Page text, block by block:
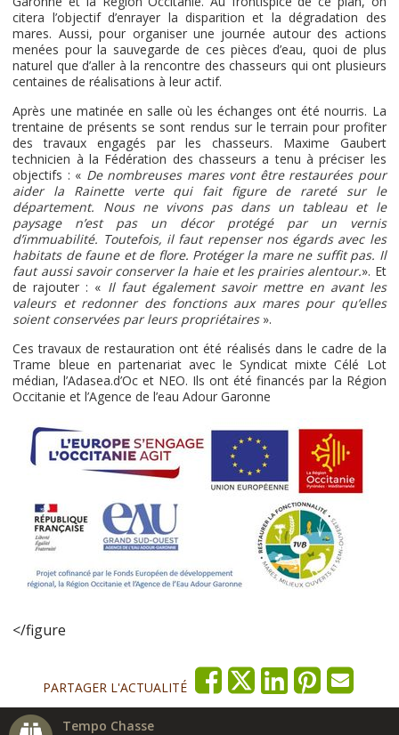
citera l’objectif d’enrayer la disparition et la dégradation des
mares. Aussi, pour organiser une journée autour des actions
menées pour la sauvegarde de ces pièces d’eau, quoi de plus
naturel que d’aller à la rencontre des chasseurs qui ont plusieurs
centaines de réalisations à leur actif.
Après une matinée en salle où les échanges ont été nourris. La
trentaine de présents se sont rendus sur le terrain pour profiter
des travaux engagés par les chasseurs. Maxime Gaubert
technicien à la Fédération des chasseurs a tenu à préciser les
objectifs : « De nombreuses mares vont être restaurées pour
aider la Rainette verte qui fait figure de rareté sur le
département. Nous ne vivons pas dans un tableau et le
paysage n’est pas un décor protégé par un vernis
d’immuabilité. Toutefois, il faut repenser nos égards avec les
habitats de faune et de flore. Protéger la mare ne suffit pas. Il
faut aussi savoir conserver la haie et les prairies alentour.». Et
de rajouter : « Il faut également savoir mettre en avant les
valeurs et redonner des fonctions aux mares pour qu’elles
soient conservées par leurs propriétaires».
Ces travaux de restauration ont été réalisés dans le cadre de la
Trame bleue en partenariat avec le Syndicat mixte Célé Lot
médian, l’Adasea.d’Oc et NEO. Ils ont été financés par la Région
Occitanie et l’Agence de l’eau Adour Garonne
</figure
PARTAGER L'ACTUALITÉ
Tempo Chasse